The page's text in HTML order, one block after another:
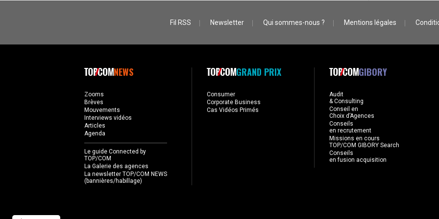
Fil RSS Newsletter Qui sommes-nous ? Mentions légales
NEWS
Zooms
Brèves
Mouvements
Interviews vidéos
Articles
Agenda
Le guide Connected by
TOP/COM
La Galerie des agences
La newsletter TOP/COM NEWS
(bannières/habillage)
GRAND PRIX
Consumer
Corporate Business
Cas Vidéos Primés
GIBORY
Audit
& Consulting
Conseil en
Choix d’Agences
Conseils
en recrutement
Missions en cours
TOP/COM GIBORY Search
Conseils
en fusion acquisition